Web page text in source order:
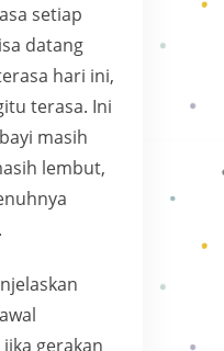
setiap
datang
hari ini,
terasa. Ini
masih
lembut,
gerakan